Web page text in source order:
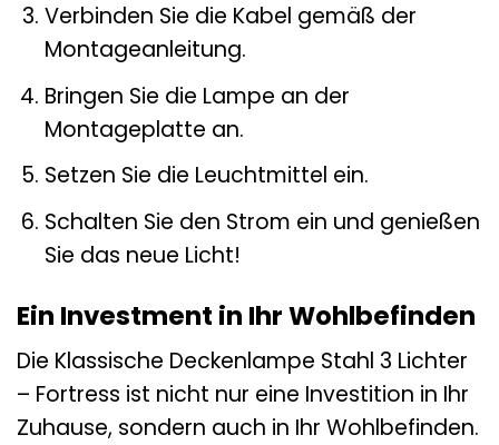
Verbinden Sie die Kabel gemäß der
Montageanleitung.
Bringen Sie die Lampe an der
Montageplatte an.
Setzen Sie die Leuchtmittel ein.
Schalten Sie den Strom ein und genießen
Sie das neue Licht!
Ein Investment in Ihr Wohlbefinden
Die Klassische Deckenlampe Stahl 3 Lichter
– Fortress ist nicht nur eine Investition in Ihr
Zuhause, sondern auch in Ihr Wohlbefinden.